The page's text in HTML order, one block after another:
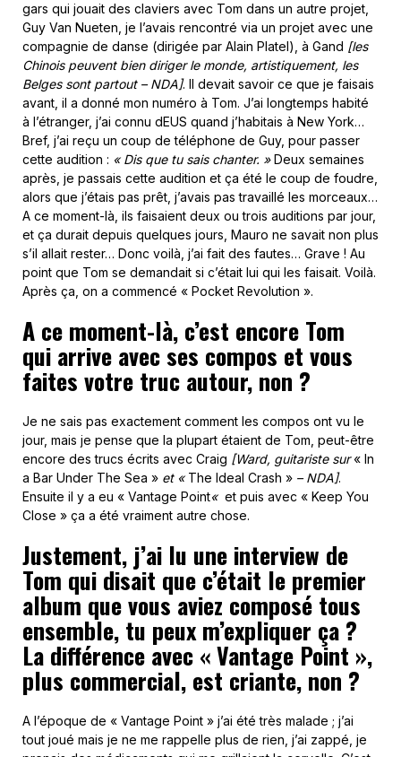
gars qui jouait des claviers avec Tom dans un autre projet,
Guy Van Nueten, je l’avais rencontré via un projet avec une
compagnie de danse (dirigée par Alain Platel), à Gand [les
Chinois peuvent bien diriger le monde, artistiquement, les
Belges sont partout – NDA]. Il devait savoir ce que je faisais
avant, il a donné mon numéro à Tom. J’ai longtemps habité
à l’étranger, j’ai connu dEUS quand j’habitais à New York…
Bref, j’ai reçu un coup de téléphone de Guy, pour passer
cette audition : « Dis que tu sais chanter. »Deux semaines
après, je passais cette audition et ça été le coup de foudre,
alors que j’étais pas prêt, j’avais pas travaillé les morceaux…
A ce moment-là, ils faisaient deux ou trois auditions par jour,
et ça durait depuis quelques jours, Mauro ne savait non plus
s’il allait rester… Donc voilà, j’ai fait des fautes… Grave ! Au
point que Tom se demandait si c’était lui qui les faisait. Voilà.
Après ça, on a commencé « Pocket Revolution ».
A ce moment-là, c’est encore Tom
qui arrive avec ses compos et vous
faites votre truc autour, non ?
Je ne sais pas exactement comment les compos ont vu le
jour, mais je pense que la plupart étaient de Tom, peut-être
encore des trucs écrits avec Craig [Ward, guitariste sur« In
a Bar Under The Sea » et «The Ideal Crash » – NDA].
Ensuite il y a eu « Vantage Point« et puis avec « Keep You
Close » ça a été vraiment autre chose.
Justement, j’ai lu une interview de
Tom qui disait que c’était le premier
album que vous aviez composé tous
ensemble, tu peux m’expliquer ça ?
La différence avec « Vantage Point »,
plus commercial, est criante, non ?
A l’époque de « Vantage Point » j’ai été très malade ; j’ai
tout joué mais je ne me rappelle plus de rien, j’ai zappé, je